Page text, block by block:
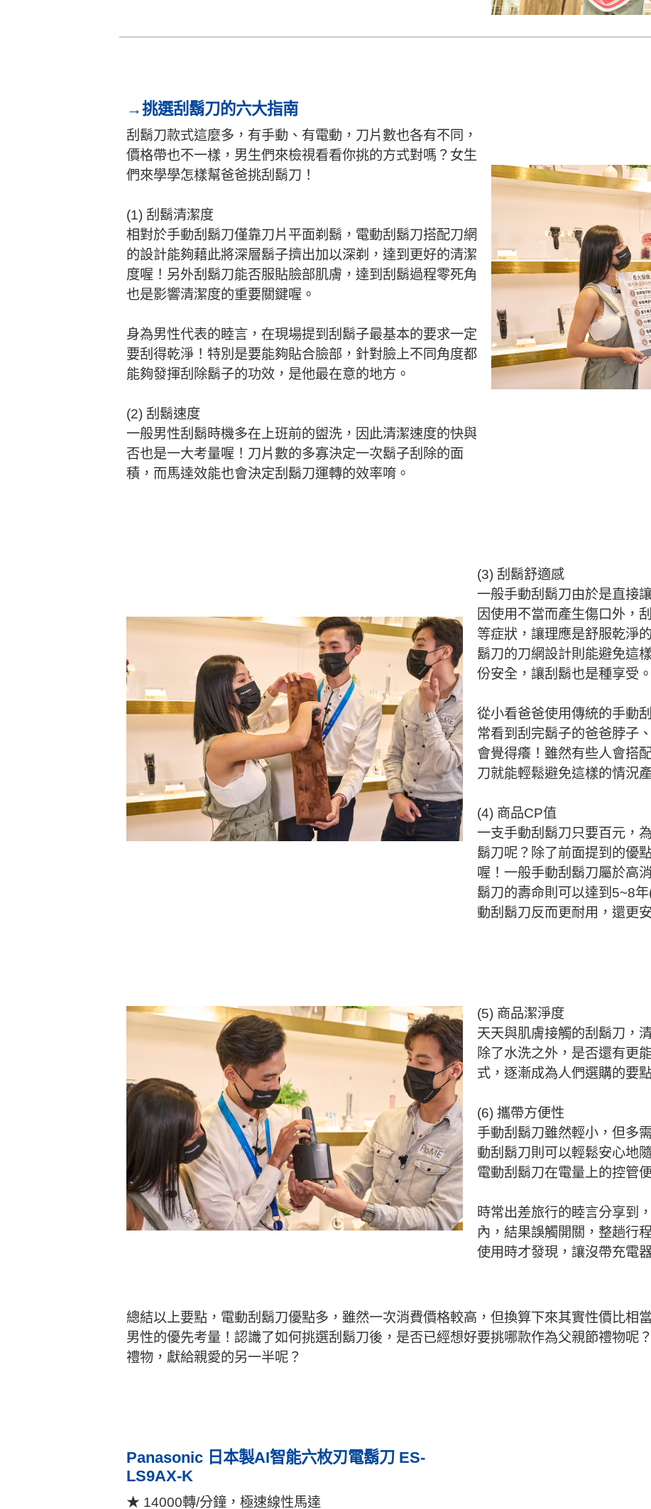
→挑選刮鬍刀的六大指南
刮鬍刀款式這麼多，有手動、有電動，刀片數也各有不同，
價格帶也不一樣，男生們來檢視看看你挑的方式對嗎？女生
們來學學怎樣幫爸爸挑刮鬍刀！
(1) 刮鬍清潔度
相對於手動刮鬍刀僅靠刀片平面剃鬍，電動刮鬍刀搭配刀網
的設計能夠藉此將深層鬍子擠出加以深剃，達到更好的清潔
度喔！另外刮鬍刀能否服貼臉部肌膚，達到刮鬍過程零死角
也是影響清潔度的重要關鍵喔。
身為男性代表的睦言，在現場提到刮鬍子最基本的要求一定
要刮得乾淨！特別是要能夠貼合臉部，針對臉上不同角度都
能夠發揮刮除鬍子的功效，是他最在意的地方。
(2) 刮鬍速度
一般男性刮鬍時機多在上班前的盥洗，因此清潔速度的快與
否也是一大考量喔！刀片數的多寡決定一次鬍子刮除的面
積，而馬達效能也會決定刮鬍刀運轉的效率唷。
(3) 刮鬍舒適感
一般手動刮鬍刀由於是直接
因使用不當而產生傷口外，
等症狀，讓理應是舒服乾淨
鬍刀的刀網設計則能避免這
份安全，讓刮鬍也是種享受。
從小看爸爸使用傳統的手動
常看到刮完鬍子的爸爸脖子
會覺得癢！雖然有些人會搭
刀就能輕鬆避免這樣的情況
(4) 商品CP值
一支手動刮鬍刀只要百元，
鬍刀呢？除了前面提到的優
喔！一般手動刮鬍刀屬於高
鬍刀的壽命則可以達到5~8
動刮鬍刀反而更耐用，還更
(5) 商品潔淨度
天天與肌膚接觸的刮鬍刀，
除了水洗之外，是否還有更
式，逐漸成為人們選購的要
(6) 攜帶方便性
手動刮鬍刀雖然輕小，但多
動刮鬍刀則可以輕鬆安心地
電動刮鬍刀在電量上的控管
時常出差旅行的睦言分享到
內，結果誤觸開關，整趟行
使用時才發現，讓沒帶充電
總結以上要點，電動刮鬍刀優點多，雖然一次消費價格較高，但換算下來其實性價比相
男性的優先考量！認識了如何挑選刮鬍刀後，是否已經想好要挑哪款作為父親節禮物呢
禮物，獻給親愛的另一半呢？
Panasonic 日本製AI智能六枚刃電鬍刀 ES-
LS9AX-K
★ 14000轉/分鐘，極速線性馬達